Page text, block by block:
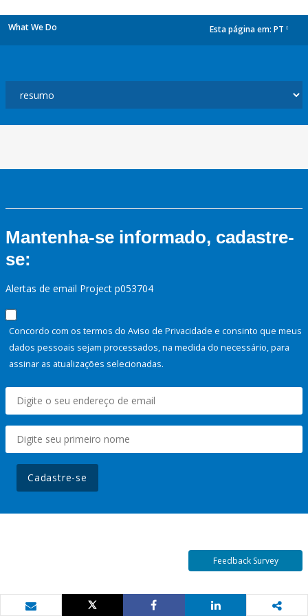
What We Do Esta página em: PT
Mantenha-se informado, cadastre-
se:
Alertas de email Project p053704
Concordo com os termos do Aviso de Privacidade e consinto que meus
dados pessoais sejam processados, na medida do necessário, para
assinar as atualizações selecionadas.
Cadastre-se
Feedback Survey